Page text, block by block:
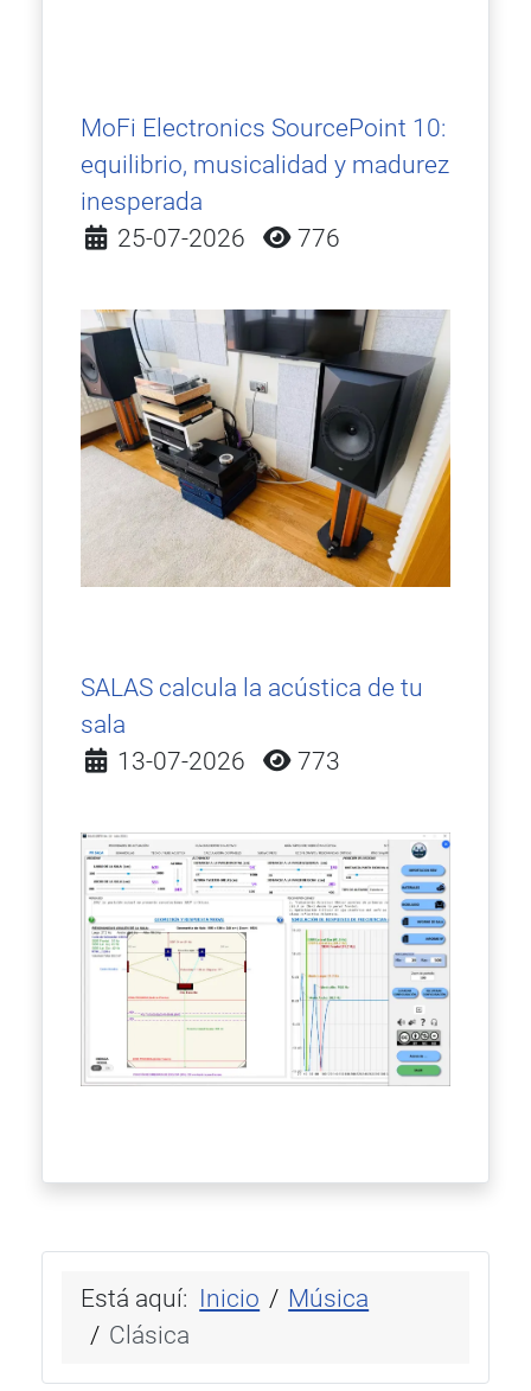
MoFi Electronics SourcePoint 10:
equilibrio, musicalidad y madurez
inesperada
Detalles
25-07-2026 776
SALAS calcula la acústica de tu
sala
Detalles
13-07-2026 773
Está aquí: Inicio
Música
Clásica